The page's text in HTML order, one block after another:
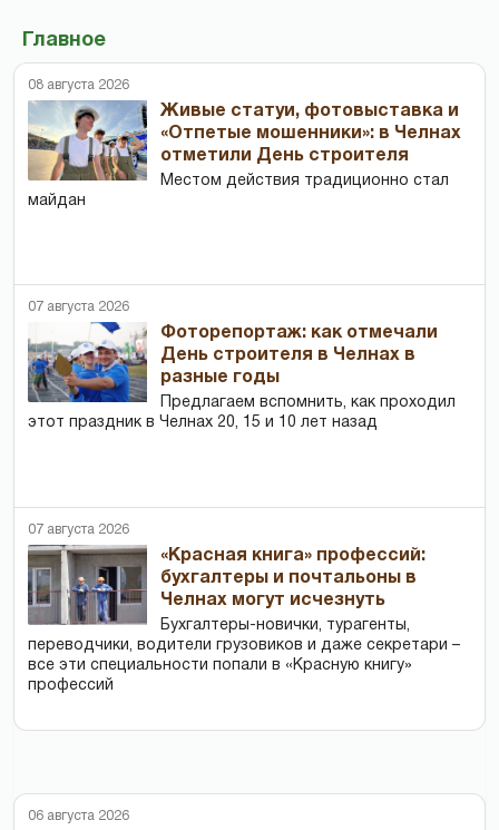
Главное
08 августа 2026
Живые статуи, фотовыставка и
«Отпетые мошенники»: в Челнах
отметили День строителя
Местом действия традиционно стал
майдан
07 августа 2026
Фоторепортаж: как отмечали
День строителя в Челнах в
разные годы
Предлагаем вспомнить, как проходил
этот праздник в Челнах 20, 15 и 10 лет назад
07 августа 2026
«Красная книга» профессий:
бухгалтеры и почтальоны в
Челнах могут исчезнуть
Бухгалтеры-новички, тур­агенты,
переводчики, водители грузовиков и даже секретари –
все эти специальности попали в «Красную книгу»
профессий
06 августа 2026